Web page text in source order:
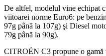
De altfel, modelul vine echipat
viitoarei norme Euro6: pe
97g până la 107g) şi Diesel
79g până la 90g).
CITROËN C3 propune o gamă